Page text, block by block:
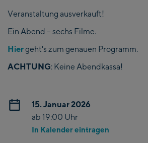
Veranstaltung ausverkauft!
Ein Abend – sechs Filme.
Hiergeht's zum genauen Programm.
ACHTUNG: Keine Abendkassa!
15. Januar 2026
ab 19:00 Uhr
In Kalender eintragen